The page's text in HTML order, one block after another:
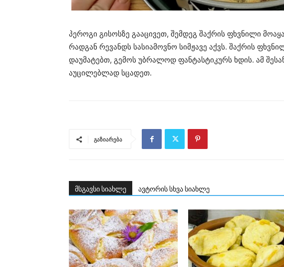
პეროგი გისოსზე გააცივეთ, შემდეგ შაქრის ფხვნილი
რადგან რევანდს სასიამოვნო სიმჟავე აქვს. შაქრის
დაუმატებთ, გემოს უბრალოდ ფანტასტიკურს ხდის. ამ
აუცილებლად სცადეთ.
გაზიარება
მსგავსი სიახლე ავტორის სხვა სიახლე